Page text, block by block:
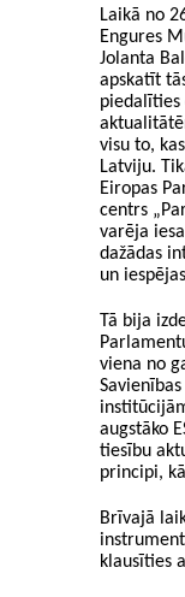
Laikā no
Engures
Jolanta
apskatīt
piedalīties
visu to,
Latviju.
Eiropas
centrs
varēja
dažādas
un
Tā bija
viena no
augstāko
tiesību
principi,
Brīvajā
klausīties